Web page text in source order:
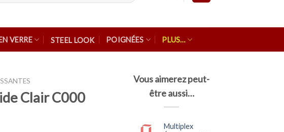
VERRE STEEL LOOK POIGNÉES PLUS…
Clair C000
Vous aimerez peut-
être aussi…
Multiplex